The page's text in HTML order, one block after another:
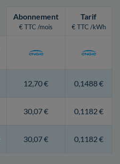
Abonnement
€ TTC /mois
Tarif
€ TTC /kWh
12,70 € 0,1488 €
30,07 € 0,1182 €
30,07 € 0,1182 €